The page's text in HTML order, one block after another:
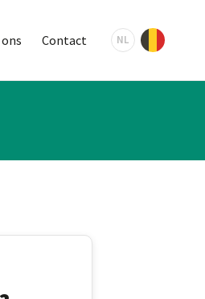
Contact NL